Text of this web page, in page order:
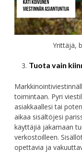
Yrittäjä,
Tuota vain
toimintaan. Pyri
asiakkaallesi tai
aikaa sisältöjesi
käyttäjiä jakamaan
verkostoilleen.
opettavia ja